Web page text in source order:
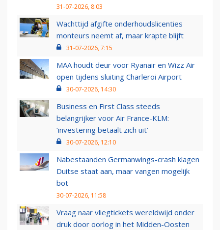
31-07-2026, 8:03
Wachttijd afgifte onderhoudslicenties
monteurs neemt af, maar krapte blijft
31-07-2026, 7:15
MAA houdt deur voor Ryanair en Wizz Air
open tijdens sluiting Charleroi Airport
30-07-2026, 14:30
Business en First Class steeds
belangrijker voor Air France-KLM:
‘investering betaalt zich uit’
30-07-2026, 12:10
Nabestaanden Germanwings-crash klagen
Duitse staat aan, maar vangen mogelijk
bot
30-07-2026, 11:58
Vraag naar vliegtickets wereldwijd onder
druk door oorlog in het Midden-Oosten